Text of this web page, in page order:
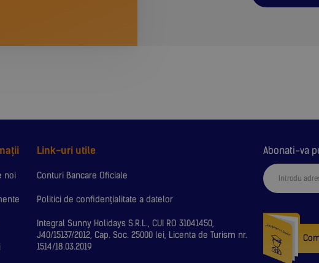
noi
Link-uri utile
Conturi Bancare Oficiale
Politici de confidențialitate a datelor
Integral Sunny Holidays S.R.L., CUI RO 31041450,
J40/15137/2012, Cap. Soc. 25000 lei, Licenta de Turism nr.
1514/18.03.2019
Abonati-va